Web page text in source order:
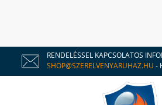
RENDELÉSSEL KAPCSOLATOS
SHOP@SZERELVENYARUHAZ.HU -